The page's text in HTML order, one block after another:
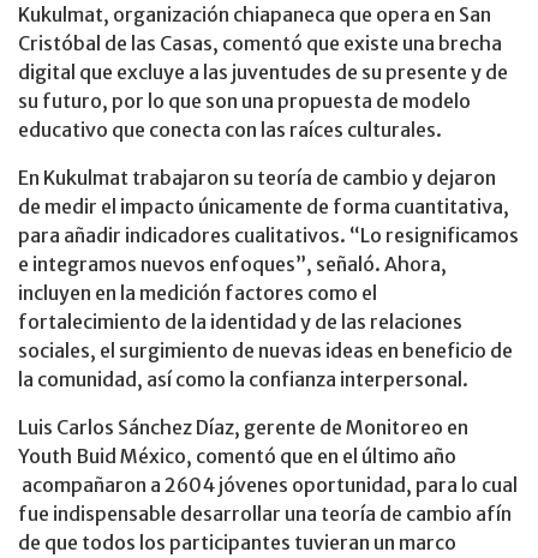
Kukulmat, organización chiapaneca que opera en San
Cristóbal de las Casas, comentó que existe una brecha
digital que excluye a las juventudes de su presente y de
su futuro, por lo que son una propuesta de modelo
educativo que conecta con las raíces culturales.
En Kukulmat trabajaron su teoría de cambio y dejaron
de medir el impacto únicamente de forma cuantitativa,
para añadir indicadores cualitativos. “Lo resignificamos
e integramos nuevos enfoques”, señaló. Ahora,
incluyen en la medición factores como el
fortalecimiento de la identidad y de las relaciones
sociales, el surgimiento de nuevas ideas en beneficio de
la comunidad, así como la confianza interpersonal.
Luis Carlos Sánchez Díaz, gerente de Monitoreo en
Youth Buid México, comentó que en el último año
acompañaron a 2604 jóvenes oportunidad, para lo cual
fue indispensable desarrollar una teoría de cambio afín
de que todos los participantes tuvieran un marco